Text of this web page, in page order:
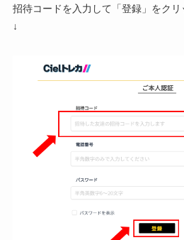
招待コードを入力して「登録」をクリ
↓